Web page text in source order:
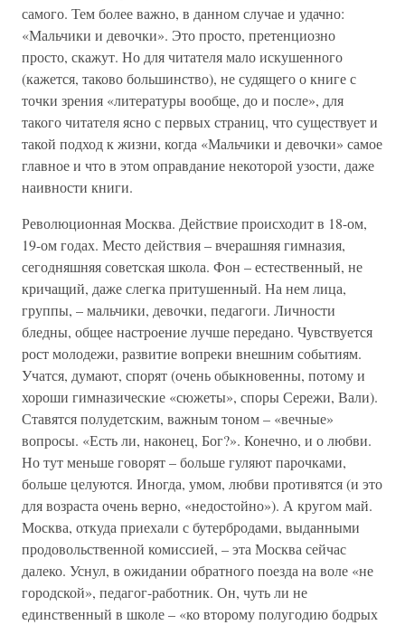
самого. Тем более важно, в данном случае и удачно:
«Мальчики и девочки». Это просто, претенциозно
просто, скажут. Но для читателя мало искушенного
(кажется, таково большинство), не судящего о книге с
точки зрения «литературы вообще, до и после», для
такого читателя ясно с первых страниц, что существует и
такой подход к жизни, когда «Мальчики и девочки» самое
главное и что в этом оправдание некоторой узости, даже
наивности книги.
Революционная Москва. Действие происходит в 18-ом,
19-ом годах. Место действия – вчерашняя гимназия,
сегодняшняя советская школа. Фон – естественный, не
кричащий, даже слегка притушенный. На нем лица,
группы, – мальчики, девочки, педагоги. Личности
бледны, общее настроение лучше передано. Чувствуется
рост молодежи, развитие вопреки внешним событиям.
Учатся, думают, спорят (очень обыкновенны, потому и
хороши гимназические «сюжеты», споры Сережи, Вали).
Ставятся полудетским, важным тоном – «вечные»
вопросы. «Есть ли, наконец, Бог?». Конечно, и о любви.
Но тут меньше говорят – больше гуляют парочками,
больше целуются. Иногда, умом, любви противятся (и это
для возраста очень верно, «недостойно»). А кругом май.
Москва, откуда приехали с бутербродами, выданными
продовольственной комиссией, – эта Москва сейчас
далеко. Уснул, в ожидании обратного поезда на воле «не
городской», педагог-работник. Он, чуть ли не
единственный в школе – «ко второму полугодию бодрых